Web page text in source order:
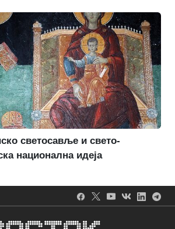
светосавље и свето-
национална идеја